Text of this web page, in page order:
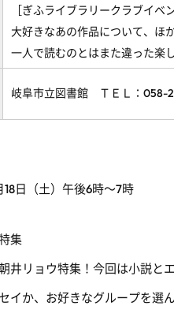
［ぎふライブラリークラブイベン
大好きなあの作品について、ほ
一人で読むのとはまた違った楽
岐阜市立図書館 ＴＥＬ：058-
18日（土）午後6時～7時
集
ウ特集！今回は小説とエ
お好きなグループを選ん